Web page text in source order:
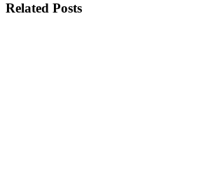
Related Posts